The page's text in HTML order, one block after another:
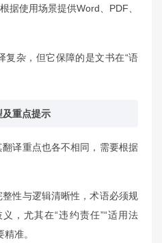
根据使用场景提供Word、PDF、
复杂，但它保障的是文书在“语
及重点提示
译重点也各不相同，需要根据
整性与逻辑清晰性，术语必须规
，尤其在“违约责任”“适用法
准。